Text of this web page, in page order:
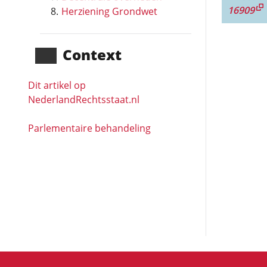
Herziening Grondwet
Context
Dit artikel op
NederlandRechts­staat.nl
Parlementaire behandeling
16909